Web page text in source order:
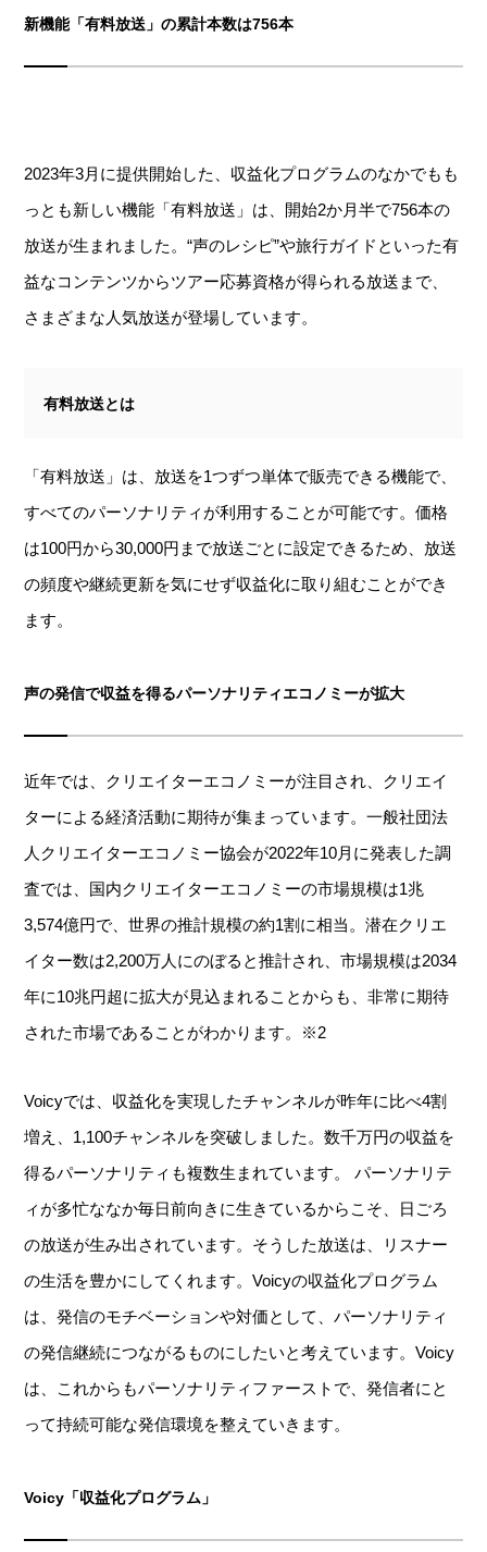
新機能「有料放送」の累計本数は756本
2023年3月に提供開始した、収益化プログラムのなかでもも
っとも新しい機能「有料放送」は、開始2か月半で756本の
放送が生まれました。“声のレシピ”や旅行ガイドといった有
益なコンテンツからツアー応募資格が得られる放送まで、
さまざまな人気放送が登場しています。
有料放送とは
「有料放送」は、放送を1つずつ単体で販売できる機能で、
すべてのパーソナリティが利用することが可能です。価格
は100円から30,000円まで放送ごとに設定できるため、放送
の頻度や継続更新を気にせず収益化に取り組むことができ
ます。
声の発信で収益を得るパーソナリティエコノミーが拡大
近年では、クリエイターエコノミーが注目され、クリエイ
ターによる経済活動に期待が集まっています。一般社団法
人クリエイターエコノミー協会が2022年10月に発表した調
査では、国内クリエイターエコノミーの市場規模は1兆
3,574億円で、世界の推計規模の約1割に相当。潜在クリエ
イター数は2,200万人にのぼると推計され、市場規模は2034
年に10兆円超に拡大が見込まれることからも、非常に期待
された市場であることがわかります。※2
Voicyでは、収益化を実現したチャンネルが昨年に比べ4割
増え、1,100チャンネルを突破しました。数千万円の収益を
得るパーソナリティも複数生まれています。 パーソナリテ
ィが多忙ななか毎日前向きに生きているからこそ、日ごろ
の放送が生み出されています。そうした放送は、リスナー
の生活を豊かにしてくれます。Voicyの収益化プログラム
は、発信のモチベーションや対価として、パーソナリティ
の発信継続につながるものにしたいと考えています。Voicy
は、これからもパーソナリティファーストで、発信者にと
って持続可能な発信環境を整えていきます。
Voicy「収益化プログラム」